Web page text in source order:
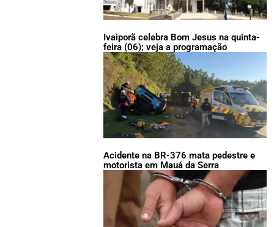
Ivaiporã celebra Bom Jesus na quinta-
feira (06); veja a programação
Acidente na BR-376 mata pedestre e
motorista em Mauá da Serra